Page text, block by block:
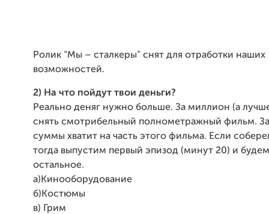
Ролик “Мы – сталкеры” снят для отработки наших
возможностей.
2) На что пойдут твои деньги?
Реально деняг нужно больше. За миллион (а
снять смотрибельный полнометражный фильм.
суммы хватит на часть этого фильма. Если
тогда выпустим первый эпизод (минут 20) и
остальное.
а)Кинооборудование
б)Костюмы
в) Грим